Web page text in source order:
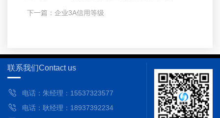
下一篇：企业3A信用等级
联系我们Contact us
电话：朱经理：15537323577
电话：耿经理：18937392234